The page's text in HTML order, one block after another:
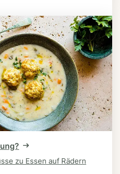
zu Essen auf Rädern